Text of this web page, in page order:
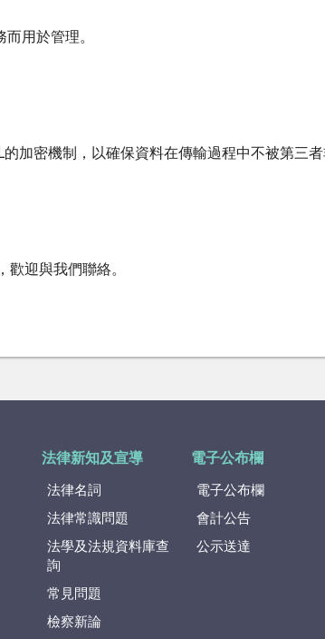
用於管理。
加密機制，以確保資料在傳輸過程中不被第三者
迎與我們聯絡。
法律新知及宣導
法律名詞
法律常識問題
法學及法規資料庫查
詢
常見問題
檢察新論
電子公布欄
電子公布欄
會計公告
公示送達